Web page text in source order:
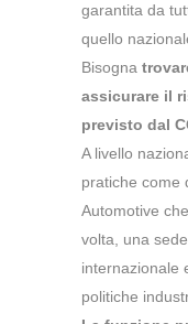
garantita da
quello
Bisogna
assicurare il
previsto dal
A livello
pratiche come
Automotive
volta, una
internazionale
politiche